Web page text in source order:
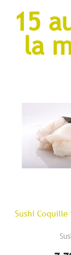
15
la